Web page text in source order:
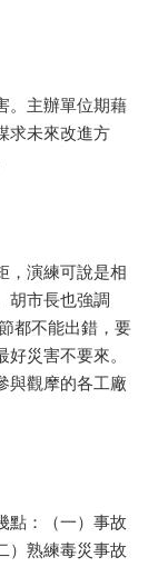
。主辦單位期藉
求未來改進方
，演練可說是相
胡市長也強調
都不能出錯，要
災害不要來。
與觀摩的各工廠
點：（一）事故
）熟練毒災事故